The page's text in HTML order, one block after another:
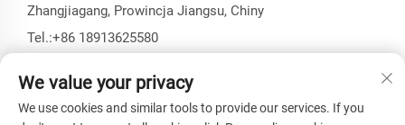
Zhangjiagang, Prowincja Jiangsu, Chiny
Tel.:+86 18913625580
We value your privacy
We use cookies and similar tools to provide our services. If you